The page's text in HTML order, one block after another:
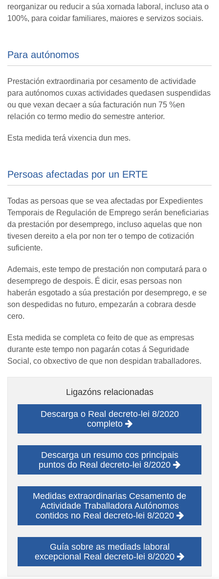
reorganizar ou reducir a súa xornada laboral, incluso ata o
100%, para coidar familiares, maiores e servizos sociais.
Para autónomos
Prestación extraordinaria por cesamento de actividade
para autónomos cuxas actividades quedasen suspendidas
ou que vexan decaer a súa facturación nun 75 %en
relación co termo medio do semestre anterior.
Esta medida terá vixencia dun mes.
Persoas afectadas por un ERTE
Todas as persoas que se vea afectadas por Expedientes
Temporais de Regulación de Emprego serán beneficiarias
da prestación por desemprego, incluso aquelas que non
tivesen dereito a ela por non ter o tempo de cotización
suficiente.
Ademais, este tempo de prestación non computará para o
desemprego de despois. É dicir, esas persoas non
haberán esgotado a súa prestación por desemprego, e se
son despedidas no futuro, empezarán a cobrara desde
cero.
Esta medida se completa co feito de que as empresas
durante este tempo non pagarán cotas á Seguridade
Social, co obxectivo de que non despidan traballadores.
Ligazóns relacionadas
Descarga o Real decreto-lei 8/2020
completo
Descarga un resumo cos principais
puntos do Real decreto-lei 8/2020
Medidas extraordinarias Cesamento de
Actividade Traballadora Autónomos
contidos no Real decreto-lei 8/2020
Guía sobre as mediads laboral
excepcional Real decreto-lei 8/2020